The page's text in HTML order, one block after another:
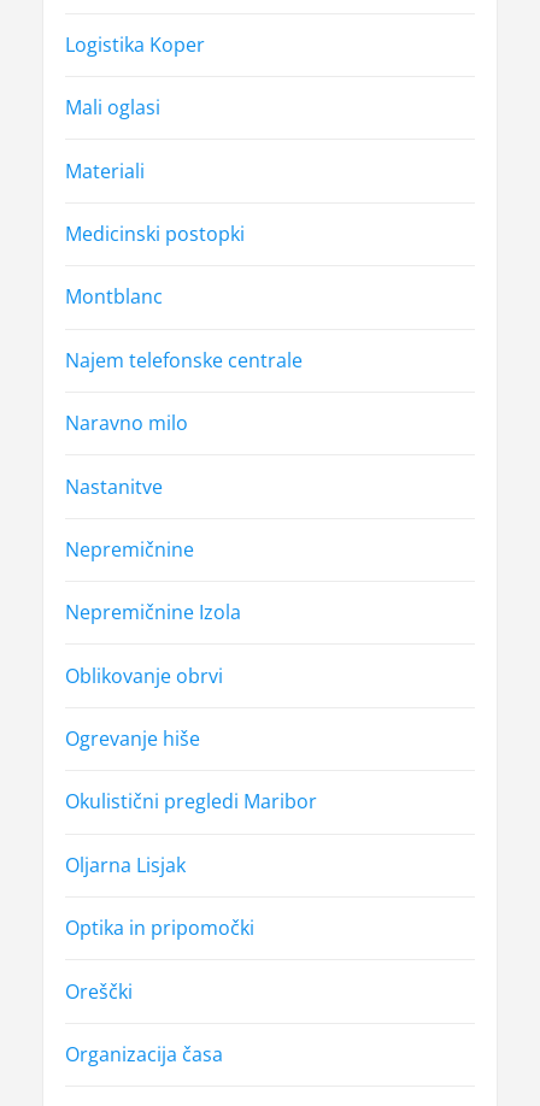
Logistika Koper
Mali oglasi
Materiali
Medicinski postopki
Montblanc
Najem telefonske centrale
Naravno milo
Nastanitve
Nepremičnine
Nepremičnine Izola
Oblikovanje obrvi
Ogrevanje hiše
Okulistični pregledi Maribor
Oljarna Lisjak
Optika in pripomočki
Oreščki
Organizacija časa